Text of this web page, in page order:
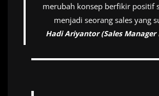
merubah konsep berfikir positif
menjadi seorang sales yang
Hadi Ariyantor (Sales Manager